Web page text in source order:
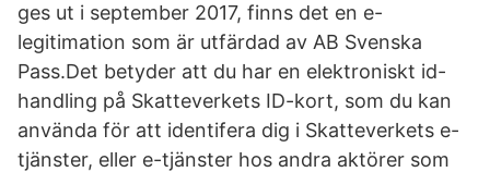
ges ut i september 2017, finns det en e-
legitimation som är utfärdad av AB Svenska
Pass.Det betyder att du har en elektroniskt id-
handling på Skatteverkets ID-kort, som du kan
använda för att identifera dig i Skatteverkets e-
tjänster, eller e-tjänster hos andra aktörer som